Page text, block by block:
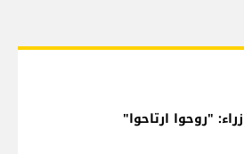
"روحوا ارتاحوا"